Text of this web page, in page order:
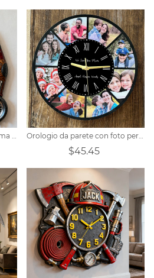
$45.45